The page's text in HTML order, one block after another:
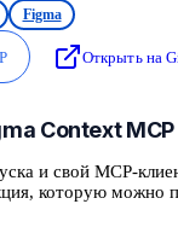
Figma
Открыть на
Context
и свой MCP-
которую можно